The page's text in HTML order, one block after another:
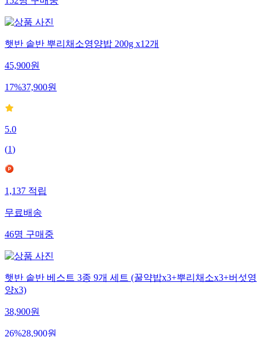
152명구매중
햇반 솥반 뿌리채소영양밥 200g x12개
45,900원
17%37,900원
5.0
(1)
1,137적립
무료배송
46명구매중
햇반 솥반 베스트 3종 9개 세트 (꿀약밥x3+뿌리채소x3+버섯영
양x3)
38,900원